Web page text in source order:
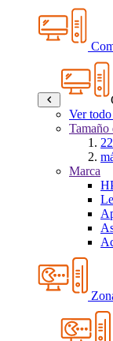
Ver
Tamaño
Marca